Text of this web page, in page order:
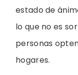
estado de
lo que no es
personas
hogares.